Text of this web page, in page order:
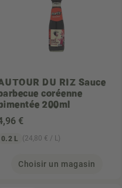
DU RIZ Sauce
coréenne
200ml
,96 €
0.2 L (24,80 € / L)
Choisir un magasin